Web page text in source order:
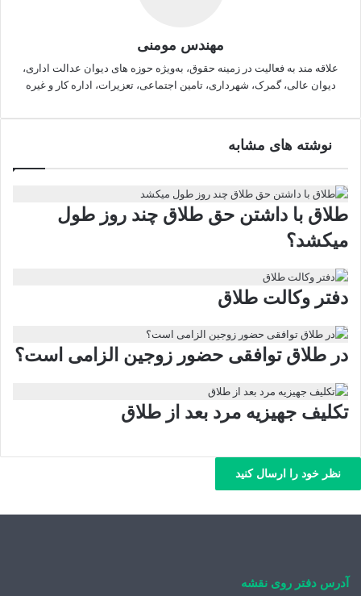
مهندس مومنی
علاقه مند به فعالیت در زمینه حقوق، به‌ویژه حوزه های دیوان عدالت اداری،
دیوان عالی، گمرک، شهرداری، تامین اجتماعی، تعزیرات، اداره کار و غیره
نوشته های مشابه
طلاق با داشتن حق طلاق چند روز طول
میکشد؟
دفتر وکالت طلاق
در طلاق توافقی حضور زوجین الزامی است؟
تکلیف جهیزیه مرد بعد از طلاق
نظر خود را ارسال کنید
آدرس دفتر روی نقشه